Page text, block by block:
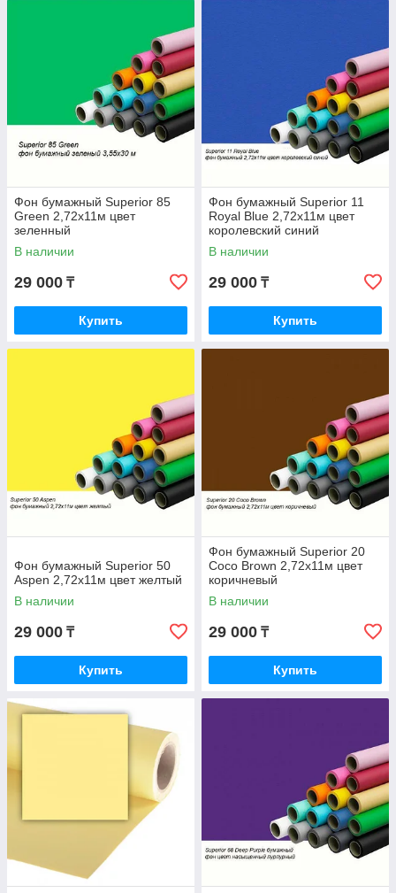
Фон бумажный Superior 85
Green 2,72x11м цвет
зеленный
В наличии
29 000 ₸
Купить
Фон бумажный Superior 11
Royal Blue 2,72x11м цвет
королевский синий
В наличии
29 000 ₸
Купить
Фон бумажный Superior 50
Aspen 2,72x11м цвет желтый
В наличии
29 000 ₸
Купить
Фон бумажный Superior 20
Coco Brown 2,72x11м цвет
коричневый
В наличии
29 000 ₸
Купить